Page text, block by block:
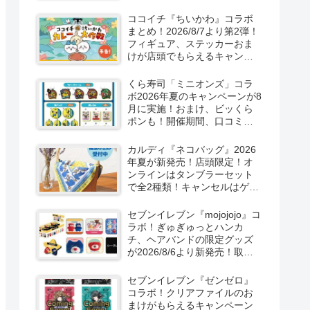
LostWordのプラモ風アクキ
ー、カラビナ、クリアファイ
ルが2026/8/7より新発売！
ココイチ『ちいかわ』コラボ
まとめ！2026/8/7より第2弾！
フィギュア、ステッカーおま
けが店頭でもらえるキャンペ
る！
くら寿司「ミニオンズ」コラ
ボ2026年夏のキャンペーンが8
月に実施！おまけ、ビッくら
ポンも！開催期間、口コミ、
カルディ『ネコバッグ』2026
年夏が新発売！店頭限定！オ
ンラインはタンブラーセット
で全2種類！キャンセルはゲリ
セブンイレブン『mojojojo』コ
ラボ！ぎゅぎゅっとハンカ
チ、ヘアバンドの限定グッズ
が2026/8/6より新発売！取扱
セブンイレブン『ゼンゼロ』
コラボ！クリアファイルのお
まけがもらえるキャンペーン